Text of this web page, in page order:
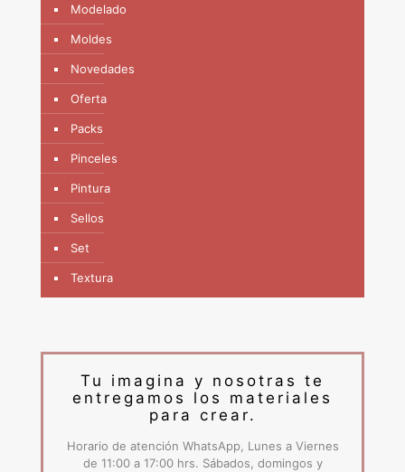
Modelado
Moldes
Novedades
Oferta
Packs
Pinceles
Pintura
Sellos
Set
Textura
Tu imagina y nosotras te
entregamos los materiales
para crear.
Horario de atención WhatsApp, Lunes a Viernes
de 11:00 a 17:00 hrs. Sábados, domingos y